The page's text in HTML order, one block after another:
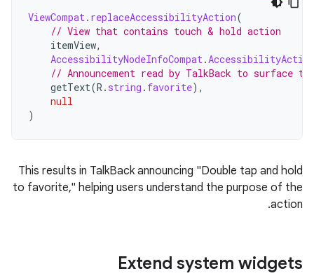
ViewCompat. replaceAccessibilityAction(
// View that contains touch & hold action
itemView,
AccessibilityNodeInfoCompat.
// Announcement read by TalkBack to surface
getText(R . string . favorite),
null
)
This results in TalkBack announcing "Double tap and hold
to favorite," helping users understand the purpose of the
action
.
Extend system widgets